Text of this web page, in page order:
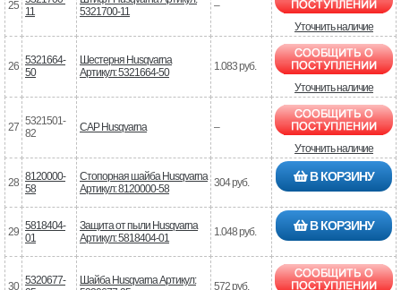
25 11
5321700-11
–
Уточнить наличие
26 5321664-
50
Шестерня Husqvarna
Артикул: 5321664-50
1.083 руб.
Уточнить наличие
27 5321501-
82
CAP Husqvarna
–
Уточнить наличие
28 8120000-
58
Стопорная шайба Husqvarna
Артикул: 8120000-58
304 руб. В КОРЗИНУ
29 5818404-
01
Защита от пыли Husqvarna
Артикул: 5818404-01
1.048 руб. В КОРЗИНУ
30 5320677-
Шайба Husqvarna Артикул:
572 руб.